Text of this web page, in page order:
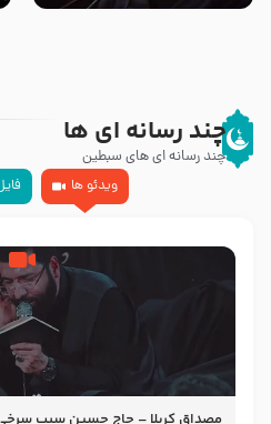
چند رسانه ای ها
چند رسانه ای های سبطین
ویدئو ها
مصداق کربلا – حاج حسین سیب